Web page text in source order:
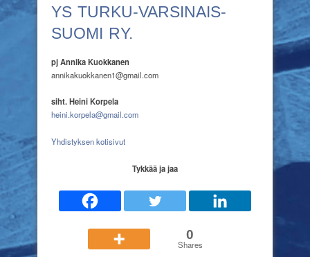
YS TURKU-VARSINAIS-
SUOMI RY.
pjAnnika Kuokkanen
annikakuokkanen1@gmail.com
siht. Heini Korpela
heini.korpela@gmail.com
Yhdistyksen kotisivut
Tykkää ja jaa
0
Shares